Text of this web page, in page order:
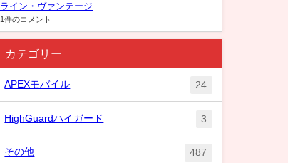
ライン・ヴァンテージ
1件のコメント
カテゴリー
APEXモバイル 24
HighGuardハイガード 3
その他 487